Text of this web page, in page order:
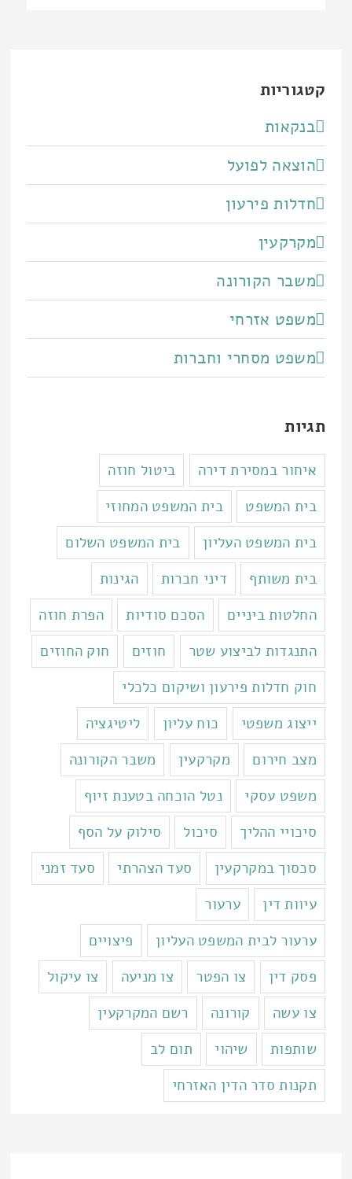
קטגוריות
בנקאות
הוצאה לפועל
חדלות פירעון
מקרקעין
משבר הקורונה
משפט אזרחי
משפט מסחרי וחברות
תגיות
איחור במסירת דירה
ביטול חוזה
בית המשפט
בית המשפט המחוזי
בית המשפט העליון
בית המשפט השלום
בית משותף
דיני חברות
הגינות
החלטות ביניים
הסכם סודיות
הפרת חוזה
התנגדות לביצוע שטר
חוזים
חוק החוזים
חוק חדלות פירעון ושיקום כלכלי
ייצוג משפטי
כוח עליון
ליטיגציה
מצב חירום
מקרקעין
משבר הקורונה
משפט עסקי
נטל הוכחה בטענת זיוף
סיכויי ההליך
סיכול
סילוק על הסף
סכסוך במקרקעין
סעד הצהרתי
סעד זמני
עיוות דין
ערעור
ערעור לבית המשפט העליון
פיצויים
פסק דין
צו הפטר צו מניעה
צו עיקול
צו עשה
קורונה
רשם המקרקעין
שותפות
שיהוי
תום לב
תקנות סדר הדין האזרחי